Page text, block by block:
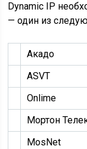
Dynamic IP
— один из
Акадо
ASVT
Onlime
Мортон
MosNet